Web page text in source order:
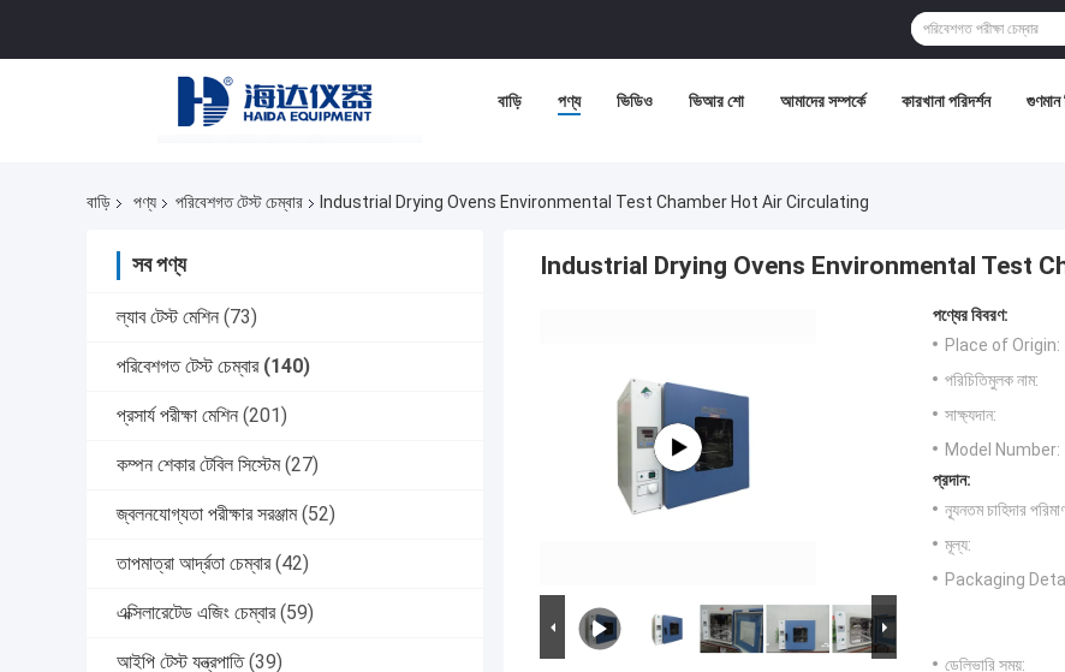
বাড়ি পণ্য ভিডিও ভিআর শো আমাদের সম্পর্কে কারখানা পরিদর্শন গুণমান
বাড়ি পণ্য পরিবেশগত টেস্ট চেম্বার Industrial Drying Ovens Environmental Test Chamber Hot Air Circulating
সব পণ্য
ল্যাব টেস্ট মেশিন (73)
পরিবেশগত টেস্ট চেম্বার (140)
প্রসার্য পরীক্ষা মেশিন (201)
কম্পন শেকার টেবিল সিস্টেম (27)
জ্বলনযোগ্যতা পরীক্ষার সরঞ্জাম (52)
তাপমাত্রা আর্দ্রতা চেম্বার (42)
এক্সিলারেটেড এজিং চেম্বার (59)
আইপি টেস্ট যন্ত্রপাতি (39)
Industrial Drying Ovens Environmental Test
পণ্যের বিবরণ:
Place of Origin:
পরিচিতিমুলক নাম:
সাক্ষ্যদান:
Model Number:
প্রদান:
ন্যূনতম চাহিদার
মূল্য:
Packaging
ডেলিভারি সময়: